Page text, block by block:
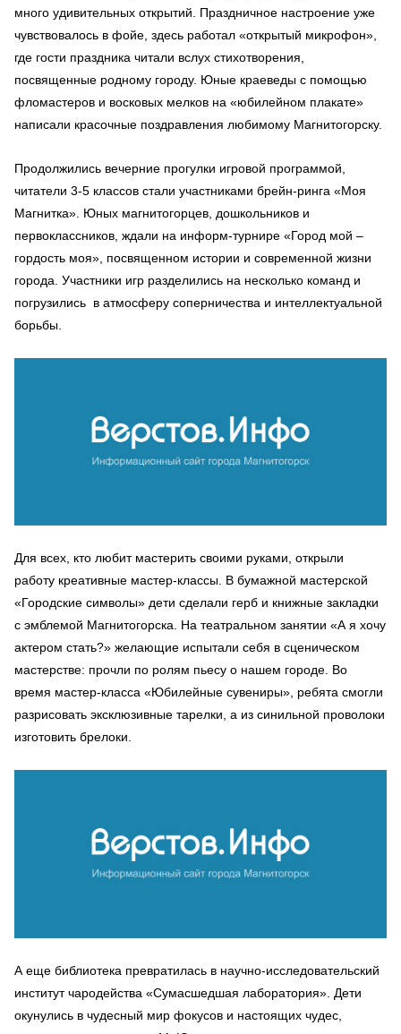
много удивительных открытий. Праздничное настроение уже
чувствовалось в фойе, здесь работал «открытый микрофон»,
где гости праздника читали вслух стихотворения,
посвященные родному городу. Юные краеведы с помощью
фломастеров и восковых мелков на «юбилейном плакате»
написали красочные поздравления любимому Магнитогорску.
Продолжились вечерние прогулки игровой программой,
читатели 3-5 классов стали участниками брейн-ринга «Моя
Магнитка». Юных магнитогорцев, дошкольников и
первоклассников, ждали на информ-турнире «Город мой –
гордость моя», посвященном истории и современной жизни
города. Участники игр разделились на несколько команд и
погрузились в атмосферу соперничества и интеллектуальной
борьбы.
Для всех, кто любит мастерить своими руками, открыли
работу креативные мастер-классы. В бумажной мастерской
«Городские символы» дети сделали герб и книжные закладки
с эмблемой Магнитогорска. На театральном занятии «А я хочу
актером стать?» желающие испытали себя в сценическом
мастерстве: прочли по ролям пьесу о нашем городе. Во
время мастер-класса «Юбилейные сувениры», ребята смогли
разрисовать эксклюзивные тарелки, а из синильной проволоки
изготовить брелоки.
А еще библиотека превратилась в научно-исследовательский
институт чародейства «Сумасшедшая лаборатория». Дети
окунулись в чудесный мир фокусов и настоящих чудес,